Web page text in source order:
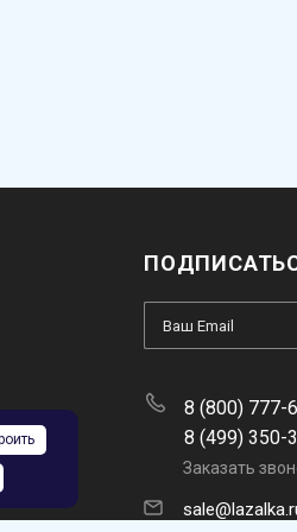
8 (800) 777-
8 (499) 350-
Заказать